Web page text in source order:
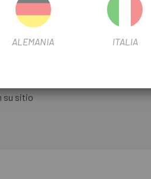
cremallera para objetos de valor
su sitio
ALEMANIA ITALIA